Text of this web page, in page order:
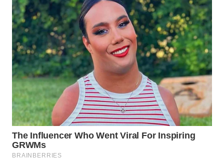
WN
LABUANBAJO
WN
BORNEO
Wahana
Media
Group
WAHANA
NEWS